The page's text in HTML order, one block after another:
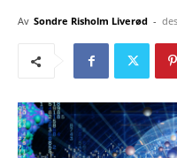
Av Sondre Risholm Liverød -